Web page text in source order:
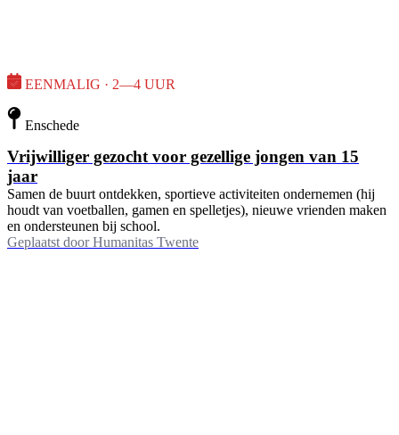
EENMALIG · 2—4 UUR
Enschede
Vrijwilliger gezocht voor gezellige jongen van 15
jaar
Samen de buurt ontdekken, sportieve activiteiten ondernemen (hij
houdt van voetballen, gamen en spelletjes), nieuwe vrienden maken
en ondersteunen bij school.
Geplaatst door Humanitas Twente